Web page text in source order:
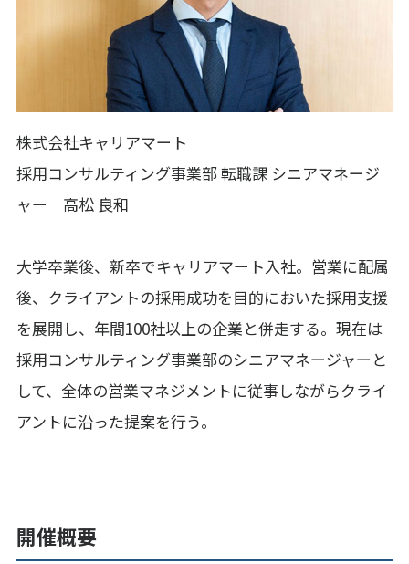
株式会社キャリアマート
採用コンサルティング事業部 転職課 シニアマネージ
ャー 高松 良和
大学卒業後、新卒でキャリアマート入社。営業に配属
後、クライアントの採用成功を目的においた採用支援
を展開し、年間100社以上の企業と併走する。現在は
採用コンサルティング事業部のシニアマネージャーと
して、全体の営業マネジメントに従事しながらクライ
アントに沿った提案を行う。
開催概要